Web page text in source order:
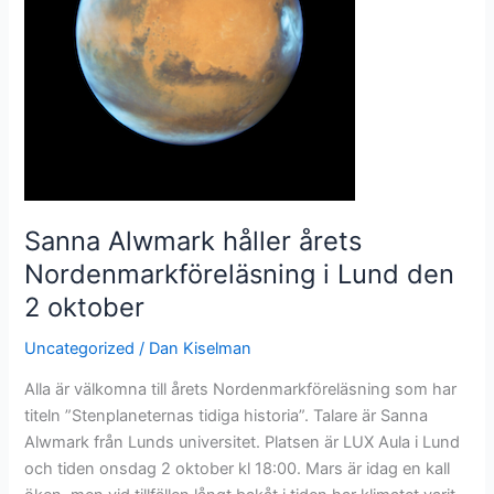
Sanna Alwmark håller årets
Nordenmarkföreläsning i Lund den
2 oktober
Uncategorized / Dan Kiselman
Alla är välkomna till årets Nordenmarkföreläsning som har
titeln ”Stenplaneternas tidiga historia”. Talare är Sanna
Alwmark från Lunds universitet. Platsen är LUX Aula i Lund
och tiden onsdag 2 oktober kl 18:00. Mars är idag en kall